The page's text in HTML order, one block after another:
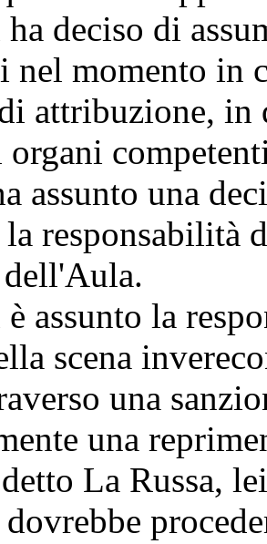
deciso di
nel momento in
attribuzione, in
assunto una
la responsabilità
dell'Aula.
assunto la
scena
una
una
La Russa,